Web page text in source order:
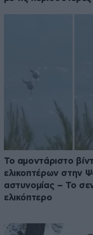
Το αμοντάριστο
ελικοπτέρων στην
αστυνομίας – Το
ελικόπτερο